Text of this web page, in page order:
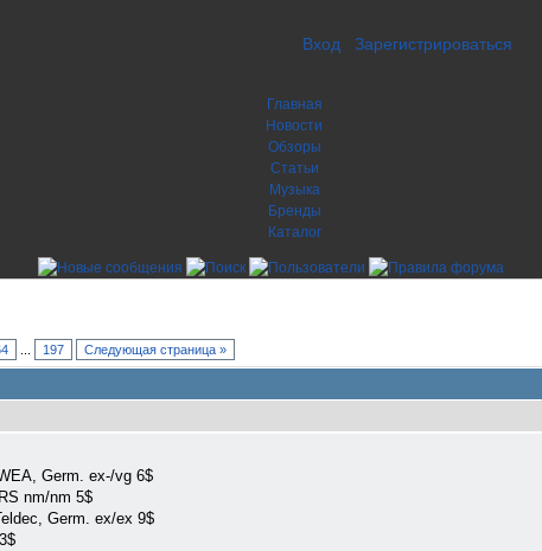
Вход Зарегистрироваться
Главная
Новости
Обзоры
Статьи
Музыка
Бренды
Каталог
197 Следующая страница »
Germ. ex-/vg 6$
nm/nm 5$
Germ. ex/ex 9$